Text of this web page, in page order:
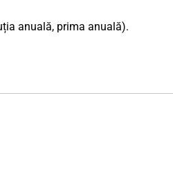
anuală, prima anuală).